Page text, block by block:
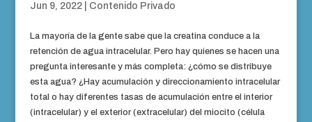
Jun 9, 2022| Contenido Privado
La mayoría de la gente sabe que la creatina conduce a la
retención de agua intracelular. Pero hay quienes se hacen una
pregunta interesante y más completa: ¿cómo se distribuye
esta agua? ¿Hay acumulación y direccionamiento intracelular
total o hay diferentes tasas de acumulación entre el interior
(intracelular) y el exterior (extracelular) del miocito (célula